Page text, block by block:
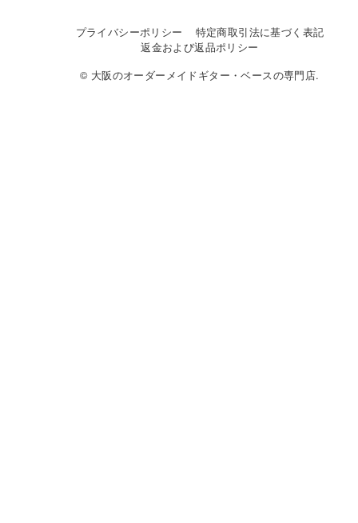
プライバシーポリシー
特定商取引法に基づく表記
返金および返品ポリシー
© 大阪のオーダーメイドギター・ベースの専門店.